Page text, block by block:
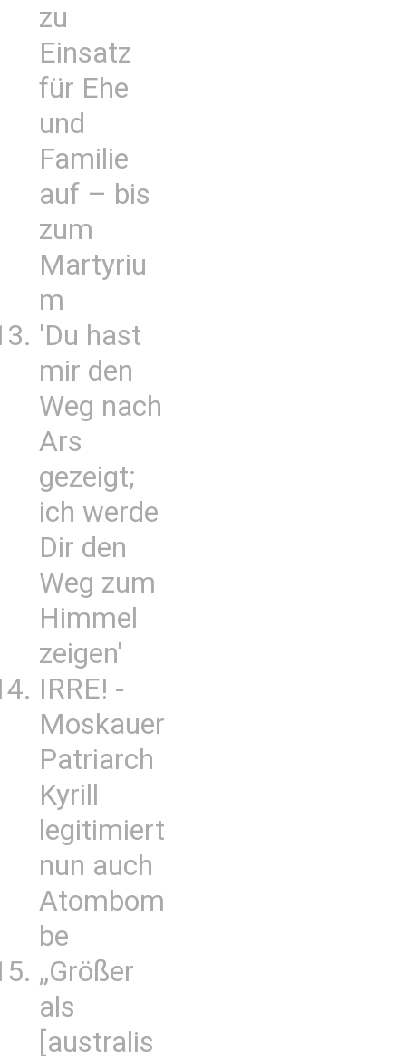
zu
Einsatz
für Ehe
und
Familie
auf – bis
zum
Martyriu
m
'Du hast
mir den
Weg nach
Ars
gezeigt;
ich werde
Dir den
Weg zum
Himmel
zeigen'
IRRE! -
Moskauer
Patriarch
Kyrill
legitimiert
nun auch
Atombom
be
„Größer
als
[australis